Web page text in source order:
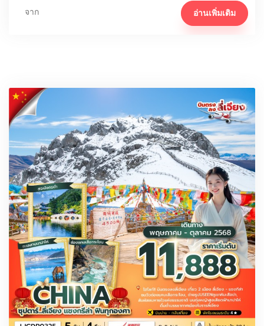
จำนวนที่เหลือ
อ่านเพิ่มเติม